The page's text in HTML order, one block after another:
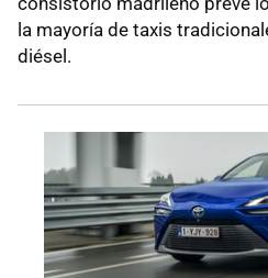
la mayoría de taxis
diésel.